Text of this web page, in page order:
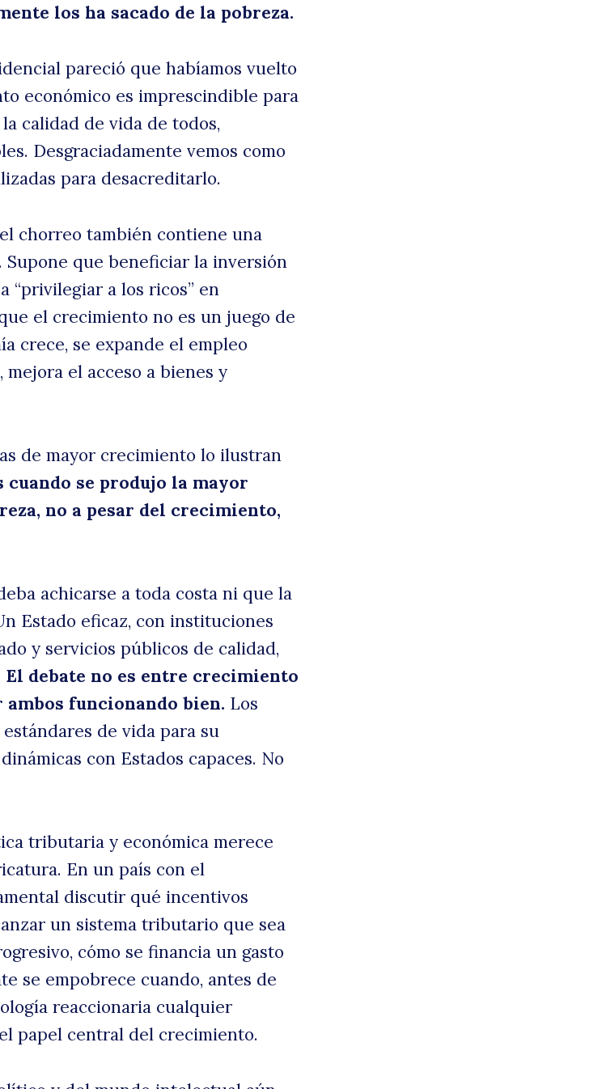
los ha sacado de la pobreza.
pareció que habíamos vuelto
económico es imprescindible para
calidad de vida de todos,
Desgraciadamente vemos como
para desacreditarlo.
chorreo también contiene una
que beneficiar la inversión
“privilegiar a los ricos” en
el crecimiento no es un juego de
crece, se expande el empleo
el acceso a bienes y
de mayor crecimiento lo ilustran
cuando se produjo la mayor
no a pesar del crecimiento,
achicarse a toda costa ni que la
Estado eficaz, con instituciones
y servicios públicos de calidad,
El debate no es entre crecimiento
ambos funcionando bien. Los
de vida para su
con Estados capaces. No
tributaria y económica merece
En un país con el
discutir qué incentivos
un sistema tributario que sea
cómo se financia un gasto
se empobrece cuando, antes de
reaccionaria cualquier
papel central del crecimiento.